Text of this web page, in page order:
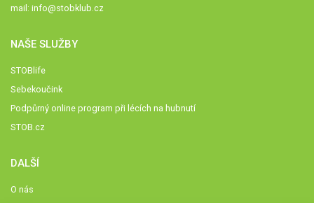
mail: info@stobklub.cz
NAŠE SLUŽBY
STOBlife
Sebekoučink
Podpůrný online program při lécích na hubnutí
STOB.cz
DALŠÍ
O nás